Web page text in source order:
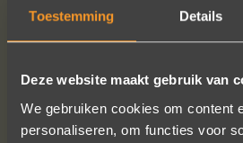
Toestemming Details
Deze website maakt gebruik van
We gebruiken cookies om content
personaliseren, om functies voor